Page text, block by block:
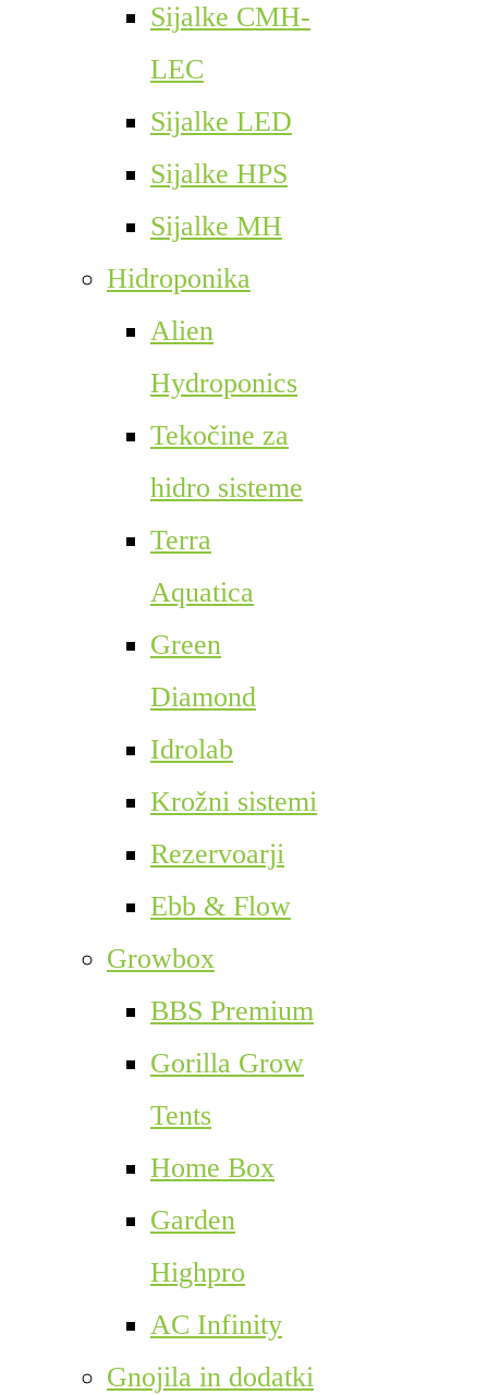
Sijalke CMH-
LEC
Sijalke LED
Sijalke HPS
Sijalke MH
Hidroponika
Alien
Hydroponics
Tekočine za
hidro sisteme
Terra
Aquatica
Green
Diamond
Idrolab
Krožni sistemi
Rezervoarji
Ebb & Flow
Growbox
BBS Premium
Gorilla Grow
Tents
Home Box
Garden
Highpro
AC Infinity
Gnojila in dodatki